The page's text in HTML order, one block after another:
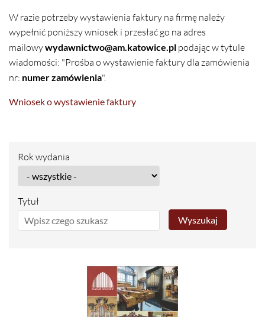
W razie potrzeby wystawienia faktury na firmę należy
wypełnić poniższy wniosek i przesłać go na adres
mailowywydawnictwo@am.katowice.pl podając w tytule
wiadomości: "Prośba o wystawienie faktury dla zamówienia
nr: numer zamówienia".
Wniosek o wystawienie faktury
Rok wydania
Tytuł
Wyszukaj